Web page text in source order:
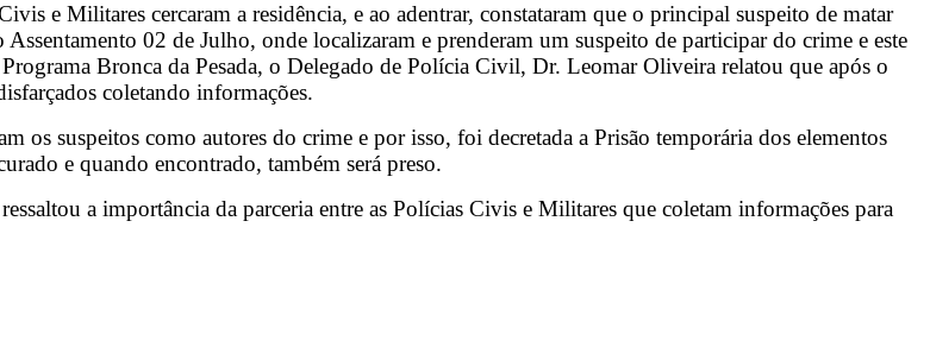
e Militares cercaram a residência, e ao adentrar, constataram que o principal suspeito de matar
02 de Julho, onde localizaram e prenderam um suspeito de participar do crime e este
Bronca da Pesada, o Delegado de Polícia Civil, Dr. Leomar Oliveira relatou que após o
coletando informações.
os suspeitos como autores do crime e por isso, foi decretada a Prisão temporária dos elementos
e quando encontrado, também será preso.
a importância da parceria entre as Polícias Civis e Militares que coletam informações para